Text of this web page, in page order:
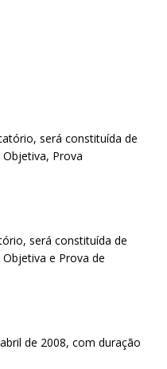
será constituída de
Prova
será constituída de
e Prova de
de 2008, com duração